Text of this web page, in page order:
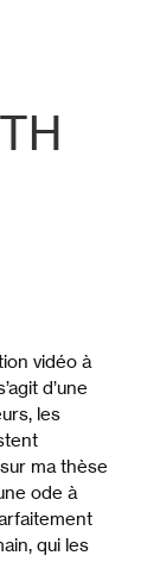
vidéo à
d’une
les
ma thèse
ode à
qui les